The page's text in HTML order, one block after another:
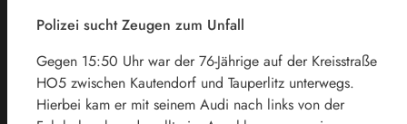
Polizei sucht Zeugen zum Unfall
Gegen 15:50 Uhr war der 76-Jährige auf der Kreisstraße
HO5 zwischen Kautendorf und Tauperlitz unterwegs.
Hierbei kam er mit seinem Audi nach links von der